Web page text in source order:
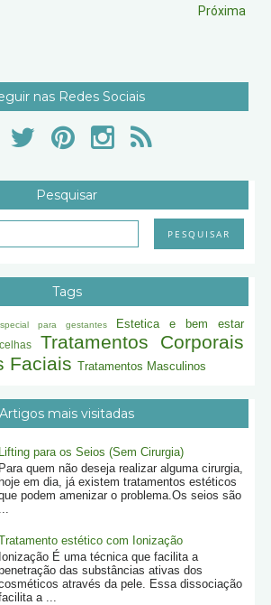
Próxima
nas Redes Sociais
Pesquisar
Tags
para gestantes Estetica e bem estar
Tratamentos Corporais
Faciais Tratamentos Masculinos
Artigos mais visitadas
Lifting para os Seios (Sem Cirurgia)
Para quem não deseja realizar alguma cirurgia,
hoje em dia, já existem tratamentos estéticos
podem amenizar o problema.Os seios são
estético com Ionização
Ionização É uma técnica que facilita a
das substâncias ativas dos
através da pele. Essa dissociação
a ...